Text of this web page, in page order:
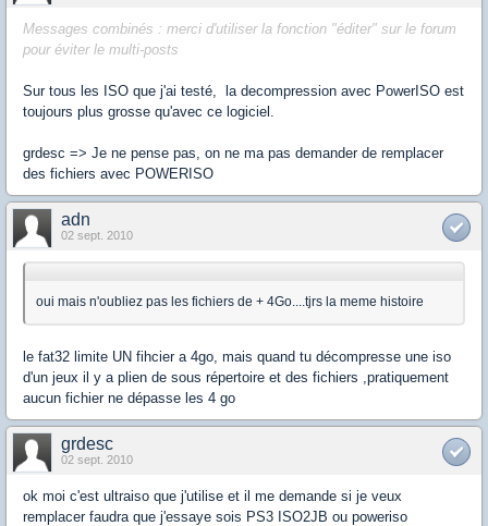
Messages combinés : merci d'utiliser la fonction "éditer" sur le forum
pour éviter le multi-posts
Sur tous les ISO que j'ai testé, la decompression avec PowerISO est
toujours plus grosse qu'avec ce logiciel.
grdesc => Je ne pense pas, on ne ma pas demander de remplacer
des fichiers avec POWERISO
adn
02 sept. 2010
oui mais n'oubliez pas les fichiers de + 4Go....tjrs la meme histoire
le fat32 limite UN fihcier a 4go, mais quand tu décompresse une iso
d'un jeux il y a plien de sous répertoire et des fichiers ,pratiquement
aucun fichier ne dépasse les 4 go
grdesc
02 sept. 2010
ok moi c'est ultraiso que j'utilise et il me demande si je veux
remplacer faudra que j'essaye sois PS3 ISO2JB ou poweriso